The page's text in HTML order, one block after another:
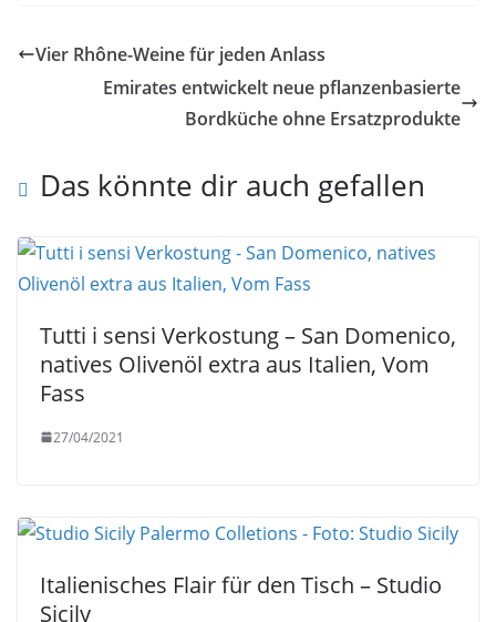
Vier Rhône-Weine für jeden Anlass
Emirates entwickelt neue pflanzenbasierte
Bordküche ohne Ersatzprodukte
Das könnte dir auch gefallen
Tutti i sensi Verkostung – San Domenico,
natives Olivenöl extra aus Italien, Vom
Fass
27/04/2021
Italienisches Flair für den Tisch – Studio
Sicily